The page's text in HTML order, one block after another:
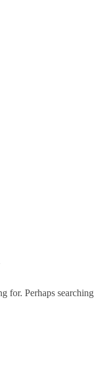
for. Perhaps searching